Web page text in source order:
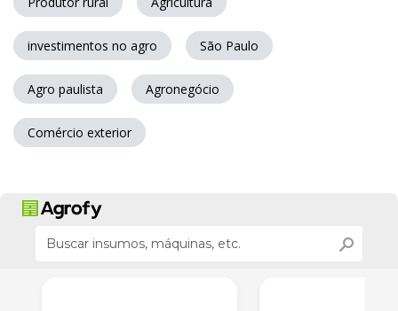
investimentos no agro São Paulo
Agro paulista Agronegócio
Comércio exterior